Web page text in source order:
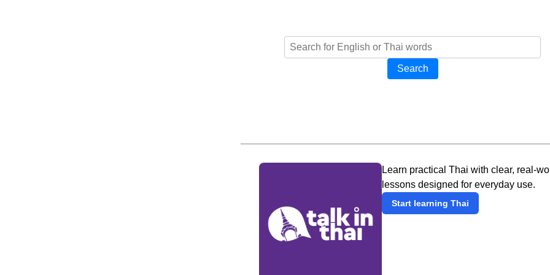
Search
Learn practical Thai with clear, real-
lessons designed for everyday use.
Start learning Thai